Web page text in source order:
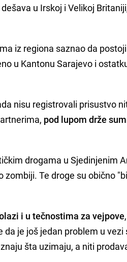
u Irskoj i Velikoj
iz regiona saznao da
u Kantonu Sarajevo i
nisu registrovali prisustvo
pod lupom drže
drogama u Sjedinjenim
Te droge su obično
i u tečnostima za vejpove
je još jedan problem u
šta uzimaju, a niti